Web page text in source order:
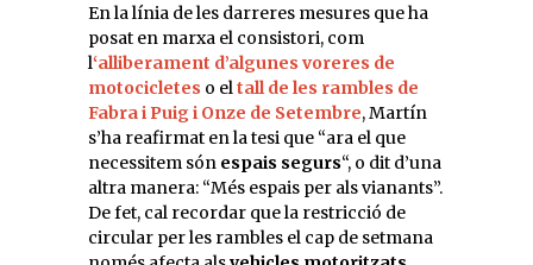
En la línia de les darreres mesures que ha
posat en marxa el consistori, com
l‘alliberament d’algunes voreres de
motocicletes o eltall de les rambles de
Fabra i Puig i Onze de Setembre, Martín
s’ha reafirmat en la tesi que “ara el que
necessitem són espais segurs“, o dit d’una
altra manera: “Més espais per als vianants”.
De fet, cal recordar que la restricció de
circular per les rambles el cap de setmana